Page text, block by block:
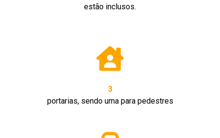
estão inclusos.
3
portarias, sendo uma para pedestres